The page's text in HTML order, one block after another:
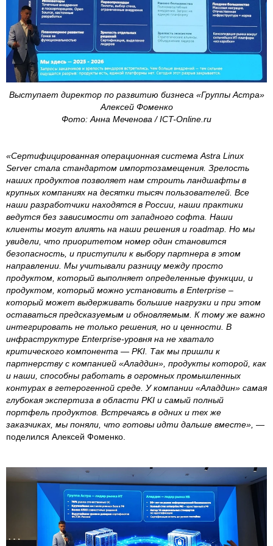
Выступает директор по развитию бизнеса «Группы Астра»
Алексей Фоменко
Фото: Анна Меченова / ICT-Online.ru
«Сертифицированная операционная система Astra Linux
Server стала стандартом импортозамещения. Зрелость
наших продуктов позволяет нам строить ландшафты в
крупных компаниях на десятки тысяч пользователей. Все
наши разработчики находятся в России, наши практики
ведутся без зависимости от западного софта. Наши
клиенты могут влиять на наши решения и roadmap. Но мы
увидели, что приоритетом номер один становится
безопасность, и приступили к выбору партнера в этом
направлении. Мы учитывали разницу между просто
продуктом, который выполняет определенные функции, и
продуктом, который можно установить в Enterprise –
который может выдерживать большие нагрузки и при этом
оставаться предсказуемым и обновляемым. К тому же важно
интегрировать не только решения, но и ценности. В
инфраструктуре Enterprise-уровня на не хватало
критического компонента — PKI. Так мы пришли к
партнерству с компанией «Аладдин», продукты которой, как
и наши, способны работать в огромных промышленных
контурах в гетерогенной среде. У компании «Аладдин» самая
глубокая экспертиза в области PKI и самый полный
портфель продуктов. Встречаясь в одних и тех же
заказчиках, мы поняли, что готовы идти дальше вместе», —
поделился Алексей Фоменко.